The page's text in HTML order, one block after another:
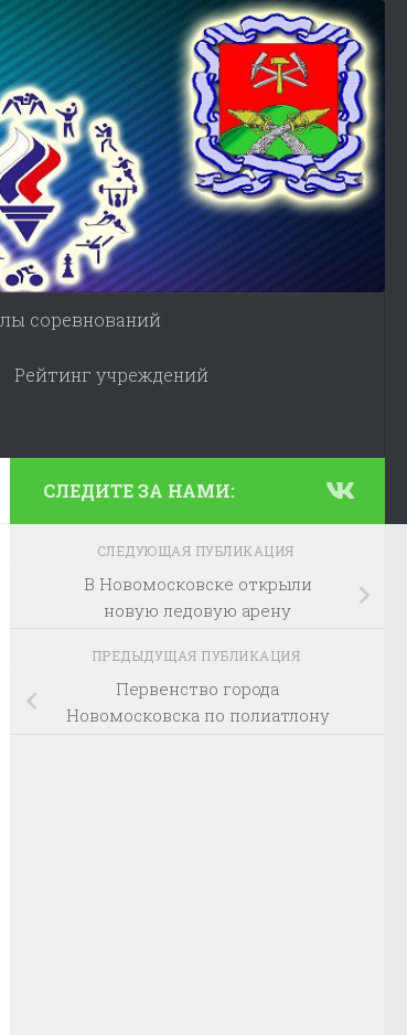
соревнований
Рейтинг учреждений
СЛЕДИТЕ ЗА НАМИ:
СЛЕДУЮЩАЯ ПУБЛИКАЦИЯ
В Новомосковске открыли
новую ледовую арену
ПРЕДЫДУЩАЯ ПУБЛИКАЦИЯ
Первенство города
Новомосковска по полиатлону